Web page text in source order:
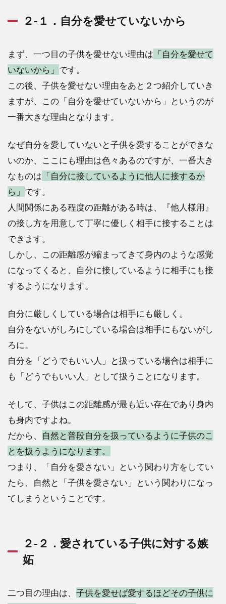
２-１．自分を愛せていないから
まず、一つ目の子供を愛せない理由は 「自分を愛せて
いないから」 です。
この後、子供を愛せない理由をあと２つ紹介していき
ますが、この「自分を愛せていないから」というのが
一番大きな理由となります。
なぜ自分を愛していないと子供を愛することができな
いのか、ここにも理由は色々あるのですが、一番大き
なものは 「自分に接しているように他人に接するか
ら」 です。
人間関係にある程度の距離がある時は、『他人様用』
の接し方を用意して丁寧に優しく相手に接することは
できます。
しかし、この距離感が縮まってきて身内のような感覚
になってくると、自分に接しているように相手にも接
するようになります。
自分に厳しくしている場合は相手にも厳しく。
自分をないがしろにしている場合は相手にもないがし
ろに。
自分を「どうでもいい人」と扱っている場合は相手に
も「どうでもいい人」として扱うことになります。
そして、子供はこの距離感が最も近い存在であり身内
も身内ですよね。
だから、 自然と普段自分を扱っているように子供のこ
とを扱うようになります。
つまり、「自分を愛さない」という関わり方をしてい
たら、自然と「子供を愛さない」という関わりになっ
てしまうということです。
２-２．愛されている子供に対する嫉
妬
二つ目の理由は、 子供を愛せば愛するほどその子供に